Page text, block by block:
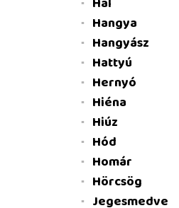
Hangya
Hangyász
Hattyú
Hernyó
Hiéna
Hiúz
Hód
Homár
Hörcsög
Jegesmedve